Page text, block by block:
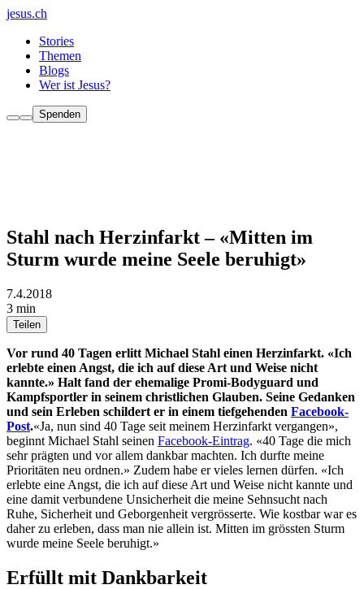
jesus.ch
Stories
Themen
Blogs
Wer ist Jesus?
Spenden
Stahl nach Herzinfarkt – «Mitten im
Sturm wurde meine Seele beruhigt»
7.4.2018
3 min
Teilen
Vor rund 40 Tagen erlitt Michael Stahl einen Herzinfarkt. «Ich
erlebte einen Angst, die ich auf diese Art und Weise nicht
kannte.» Halt fand der ehemalige Promi-Bodyguard und
Kampfsportler in seinem christlichen Glauben. Seine Gedanken
und sein Erleben schildert er in einem tiefgehenden Facebook-
Post.«Ja, nun sind 40 Tage seit meinem Herzinfarkt vergangen»,
beginnt Michael Stahl seinen Facebook-Eintrag. «40 Tage die mich
sehr prägten und vor allem dankbar machten. Ich durfte meine
Prioritäten neu ordnen.» Zudem habe er vieles lernen dürfen. «Ich
erlebte eine Angst, die ich auf diese Art und Weise nicht kannte und
eine damit verbundene Unsicherheit die meine Sehnsucht nach
Ruhe, Sicherheit und Geborgenheit vergrösserte. Wie kostbar war es
daher zu erleben, dass man nie allein ist. Mitten im grössten Sturm
wurde meine Seele beruhigt.»
Erfüllt mit Dankbarkeit